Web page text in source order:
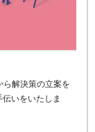
解決策の立案を
いをいたしま